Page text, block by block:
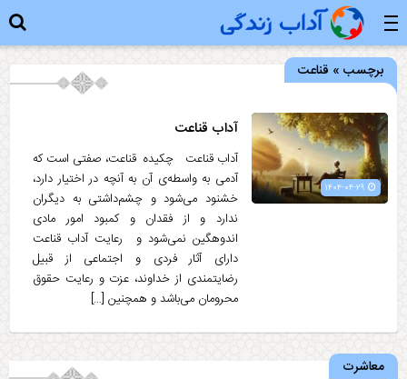
برچسب » قناعت
آداب قناعت
آداب قناعت چکیده قناعت، صفتی است که
آدمی به واسطه‌ی آن به آنچه در اختیار دارد،
خشنود می‌شود و چشم‌داشتی به دیگران
ندارد و از فقدان و کمبود امور مادی
اندوهگین نمی‌شود و رعایت آداب قناعت
دارای آثار فردی و اجتماعی از قبیل
رضایتمندی از خداوند، عزت و رعایت حقوق
محرومان می‌باشد و همچنین […]
معاشرت